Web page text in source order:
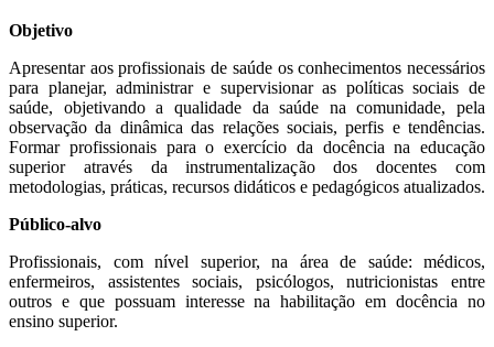
Objetivo
Apresentar aos profissionais de saúde os conhecimentos necessários
para planejar, administrar e supervisionar as políticas sociais de
saúde, objetivando a qualidade da saúde na comunidade, pela
observação da dinâmica das relações sociais, perfis e tendências.
Formar profissionais para o exercício da docência na educação
superior através da instrumentalização dos docentes com
metodologias, práticas, recursos didáticos e pedagógicos atualizados.
Público-alvo
Profissionais, com nível superior, na área de saúde: médicos,
enfermeiros, assistentes sociais, psicólogos, nutricionistas entre
outros e que possuam interesse na habilitação em docência no
ensino superior.